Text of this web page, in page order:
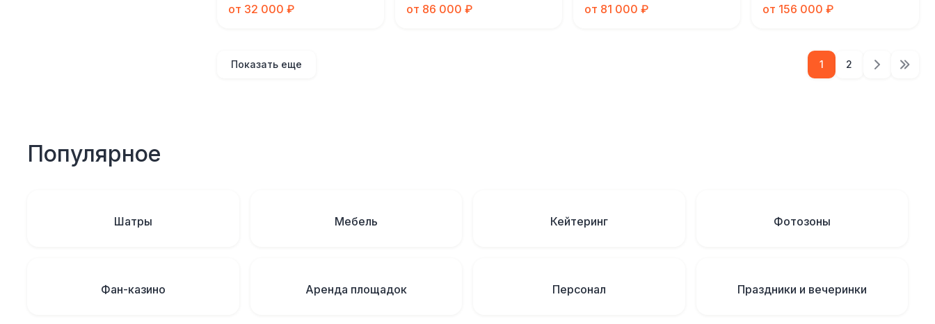
от 32 000 ₽
от 86 000 ₽
от 81 000 ₽ от 156 000 ₽
Показать еще 1 2
Популярное
Шатры Мебель Кейтеринг Фотозоны
Фан-казино Аренда площадок Персонал Праздники и вечеринки